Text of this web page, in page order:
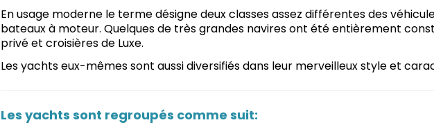
En usage moderne le terme désigne deux classes assez différentes des
bateaux à moteur. Quelques de très grandes navires ont été entièrement
privé et croisières de Luxe.
Les yachts eux-mêmes sont aussi diversifiés dans leur merveilleux style et
Les yachts sont regroupés comme suit: